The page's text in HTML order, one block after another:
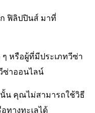
ฟิลิปปินส์ มาที่
หรือผู้ที่มีประเภทวีซ่า
ซ่าออนไลน์
นั้น คุณไม่สามารถใช้วิธี
ทางทะเลได้